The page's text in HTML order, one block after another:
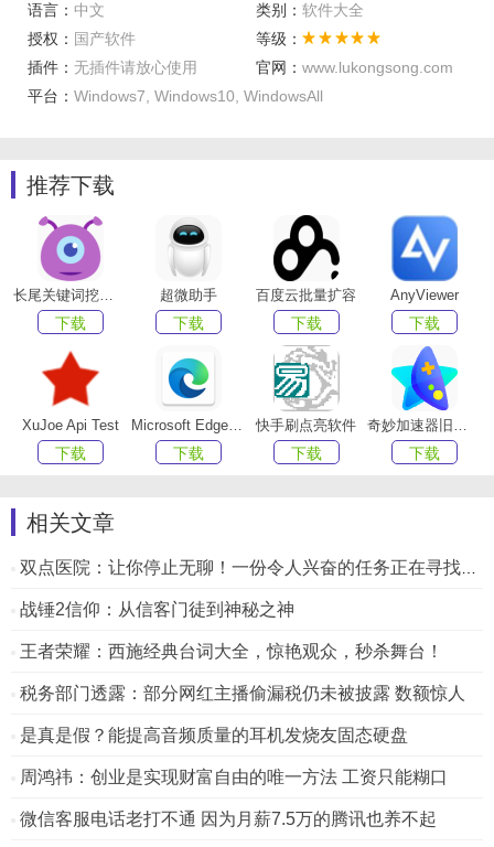
语言： 中文 类别： 软件大全
授权： 国产软件
等级：
插件： 无插件请放心使用 官网： www.lukongsong.com
平台： Windows7, Windows10, WindowsAll
推荐下载
长尾关键词挖掘精灵
下载
超微助手
下载
百度云批量扩容
下载
AnyViewer
下载
XuJoe Api Test
下载
Microsoft Edge Dev浏览器 for linux
下载
快手刷点亮软件
下载
奇妙加速器旧版安装包
下载
相关文章
双点医院：让你停止无聊！一份令人兴奋的任务正在寻找你！
战锤2信仰：从信客门徒到神秘之神
王者荣耀：西施经典台词大全，惊艳观众，秒杀舞台！
税务部门透露：部分网红主播偷漏税仍未被披露 数额惊人
是真是假？能提高音频质量的耳机发烧友固态硬盘
周鸿祎：创业是实现财富自由的唯一方法 工资只能糊口
微信客服电话老打不通 因为月薪7.5万的腾讯也养不起